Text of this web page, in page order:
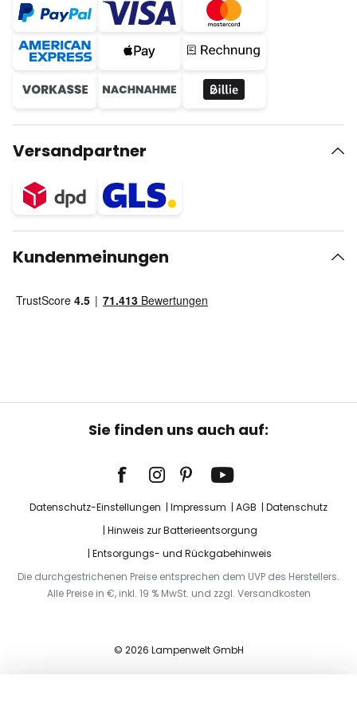
Versandpartner
Kundenmeinungen
Sie finden uns auch auf:
Datenschutz-Einstellungen Impressum AGB
Datenschutz
Hinweis zur Batterieentsorgung
Entsorgungs- und Rückgabehinweis
Die durchgestrichenen Preise entsprechen dem UVP des Herstellers.
Alle Preise in €, inkl. 19 % MwSt. und zzgl. Versandkosten
© 2026 Lampenwelt GmbH